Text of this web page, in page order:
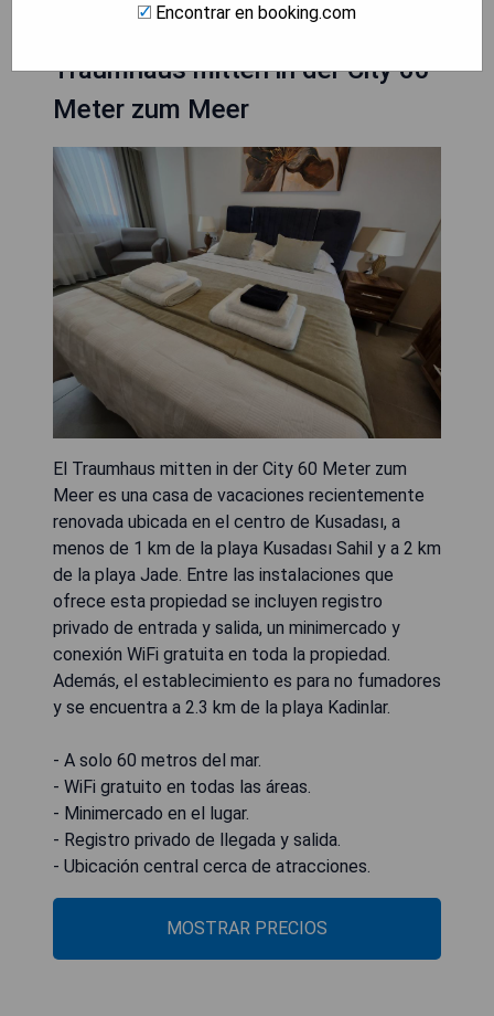
Traumhaus mitten in der City 60
Meter zum Meer
El Traumhaus mitten in der City 60 Meter zum
Meer es una casa de vacaciones recientemente
renovada ubicada en el centro de Kusadası, a
menos de 1 km de la playa Kusadası Sahil y a 2 km
de la playa Jade. Entre las instalaciones que
ofrece esta propiedad se incluyen registro
privado de entrada y salida, un minimercado y
conexión WiFi gratuita en toda la propiedad.
Además, el establecimiento es para no fumadores
y se encuentra a 2.3 km de la playa Kadinlar.
- A solo 60 metros del mar.
- WiFi gratuito en todas las áreas.
- Minimercado en el lugar.
- Registro privado de llegada y salida.
- Ubicación central cerca de atracciones.
MOSTRAR PRECIOS
Encontrar en booking.com